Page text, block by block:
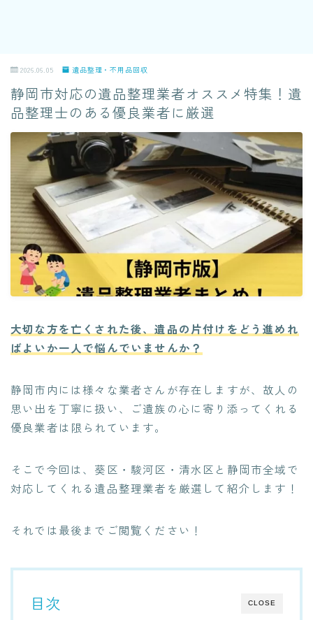
2026.06.05 遺品整理・不用品回収
静岡市対応の遺品整理業者オススメ特集！遺
品整理士のある優良業者に厳選
大切な方を亡くされた後、遺品の片付けをどう進めれ
ばよいか一人で悩んでいませんか？
静岡市内には様々な業者さんが存在しますが、故人の
思い出を丁寧に扱い、ご遺族の心に寄り添ってくれる
優良業者は限られています。
そこで今回は、葵区・駿河区・清水区と静岡市全域で
対応してくれる遺品整理業者を厳選して紹介します！
それでは最後までご閲覧ください！
CLOSE
目次